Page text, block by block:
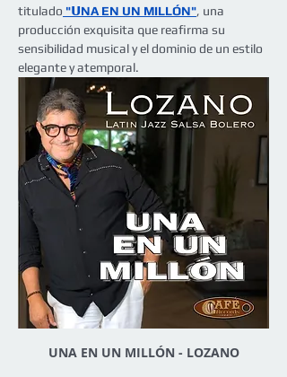
titulado "𝗨NA EN UN MILLÓN", una
producción exquisita que reafirma su
sensibilidad musical y el dominio de un estilo
elegante y atemporal.
UNA EN UN MILLÓN - LOZANO